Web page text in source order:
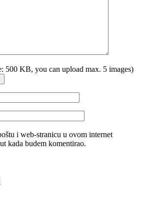
500 KB, you can upload max. 5 images)
i web-stranicu u ovom internet
kada budem komentirao.